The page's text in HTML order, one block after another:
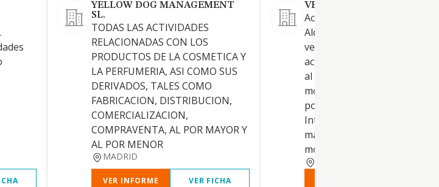
YELLOW DOG MANAGEMENT
SL.
TODAS LAS ACTIVIDADES
RELACIONADAS CON LOS
PRODUCTOS DE LA COSMETICA Y
LA PERFUMERIA, ASI COMO SUS
DERIVADOS, TALES COMO
FABRICACION, DISTRIBUCION,
COMERCIALIZACION,
COMPRAVENTA, AL POR MAYOR Y
AL POR MENOR
MADRID
VER INFORME VER FICHA
VELTO MOBILITY SL.
Actividad principal: CNAE
Alquiler de automóviles y
vehículos de motor ligeros. -
actividades: CNAE 4781 -
al por menor de vehículos de
motor. - CNAE 4792.
por menor por
Internet. CNAE 9531.
mantenimiento de vehículos
motor..